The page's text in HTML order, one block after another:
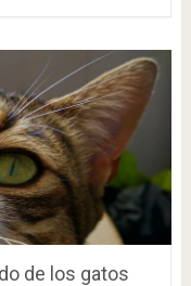
de los gatos